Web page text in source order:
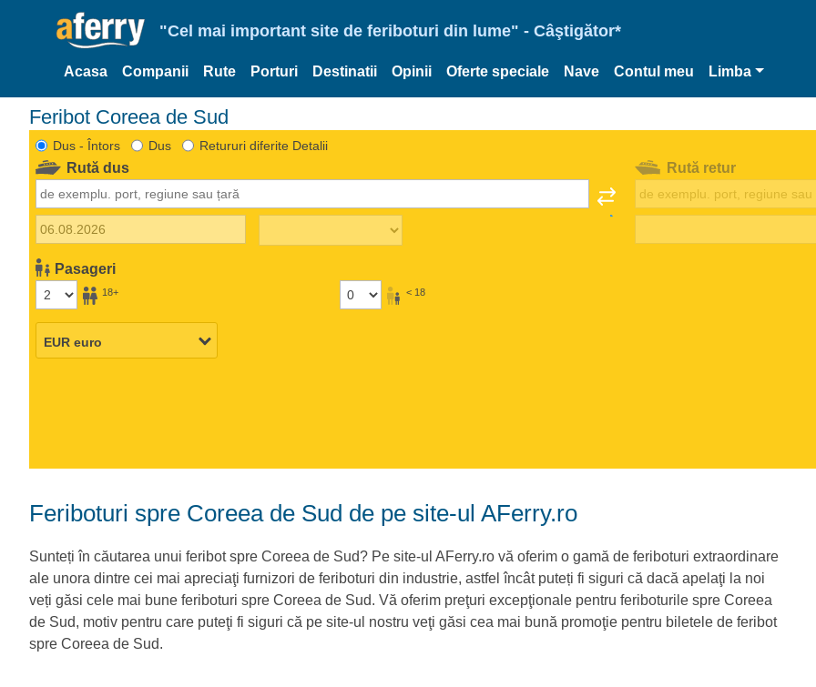
"Cel mai important site de feriboturi din lume" - Câştigător*
Acasa Companii Rute Porturi Destinatii Opinii Oferte speciale Nave Contul meu Limba
Feribot Coreea de Sud
Dus - Întors Dus Retururi diferite Detalii
Rută dus
Pasageri
18+ < 18
Rută retur
Feriboturi spre Coreea de Sud de pe site-ul AFerry.ro
Sunteți în căutarea unui feribot spre Coreea de Sud? Pe site-ul AFerry.ro vă oferim o gamă de feriboturi extraordinare
ale unora dintre cei mai apreciaţi furnizori de feriboturi din industrie, astfel încât puteți fi siguri că dacă apelaţi la noi
veți găsi cele mai bune feriboturi spre Coreea de Sud. Vă oferim preţuri excepţionale pentru feriboturile spre Coreea
de Sud, motiv pentru care puteţi fi siguri că pe site-ul nostru veţi găsi cea mai bună promoţie pentru biletele de feribot
spre Coreea de Sud.